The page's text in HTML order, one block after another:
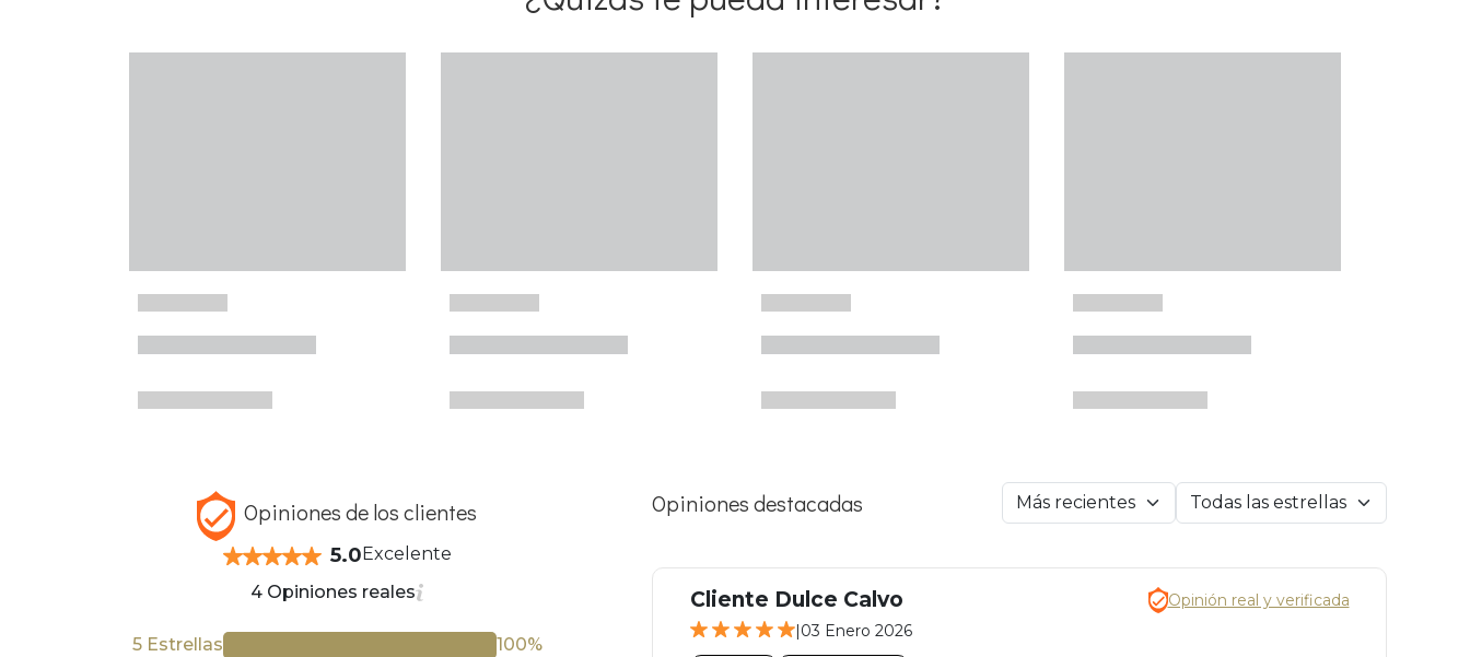
Opiniones de los clientes
5.0Excelente
4 Opiniones reales
5 Estrellas
100%
Opiniones destacadas
Cliente Dulce Calvo
Opinión real y verificada
|03 Enero 2026